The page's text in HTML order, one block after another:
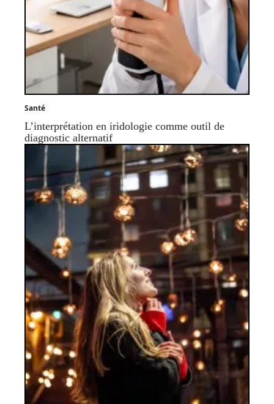
Santé
L’interprétation en iridologie comme outil de
diagnostic alternatif